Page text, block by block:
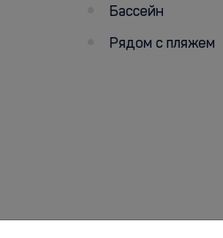
Бассейн
Рядом с пляжем